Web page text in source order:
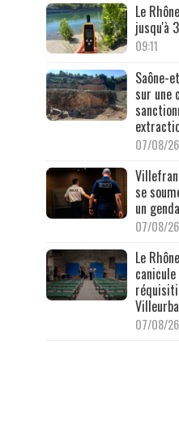
Le
jusqu'à
09:11
Saône-
sur une
07/08/26
se
un
07/08/26
Le
07/08/26